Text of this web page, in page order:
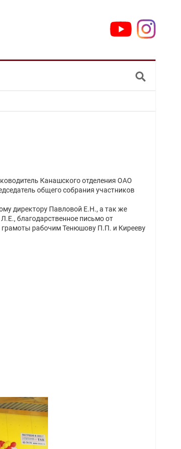
Канашского отделения ОАО
общего собрания участников
директору Павловой Е.Н., а так же
благодарственное письмо от
грамоты рабочим Тенюшову П.П. и Кирееву